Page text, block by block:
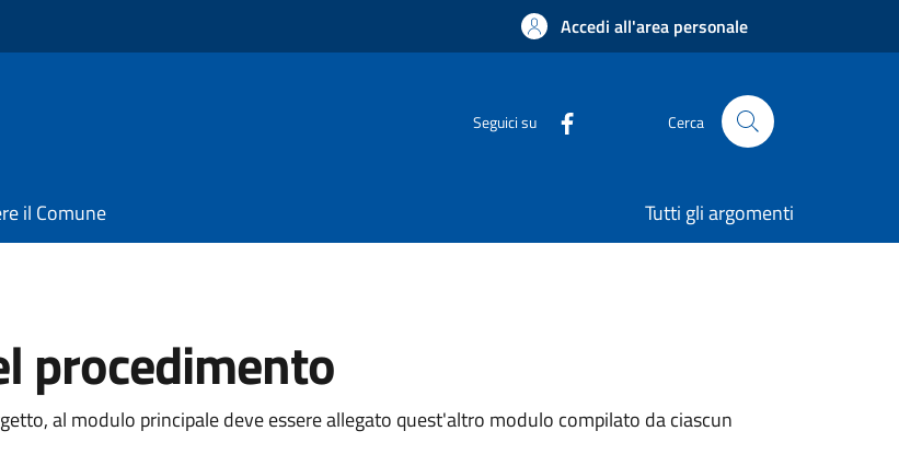
Accedi all'area personale
Seguici su Cerca
il Comune Tutti gli argomenti
procedimento
al modulo principale deve essere allegato quest'altro modulo compilato da ciascun